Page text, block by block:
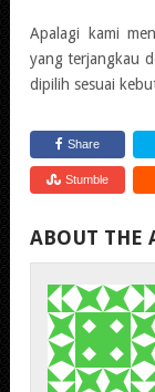
Apalagi kami
yang terjangkau
dipilih sesuai
Share
Stumble
ABOUT THE